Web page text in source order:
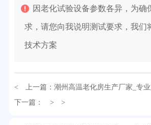
因老化试验设备参数各异，为确
求，请您向我说明测试要求，我们
技术方案
< 上一篇： 潮州高温老化房生产厂家_专
下一篇：
> >
32分钟前用户提问：